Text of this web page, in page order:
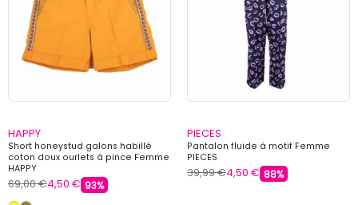
HAPPY
Short honeystud galons habillé
coton doux ourlets à pince Femme
HAPPY
69,00 €4,50 € 93%
PIECES
Pantalon fluide à motif Femme
PIECES
39,99 €4,50 € 88%